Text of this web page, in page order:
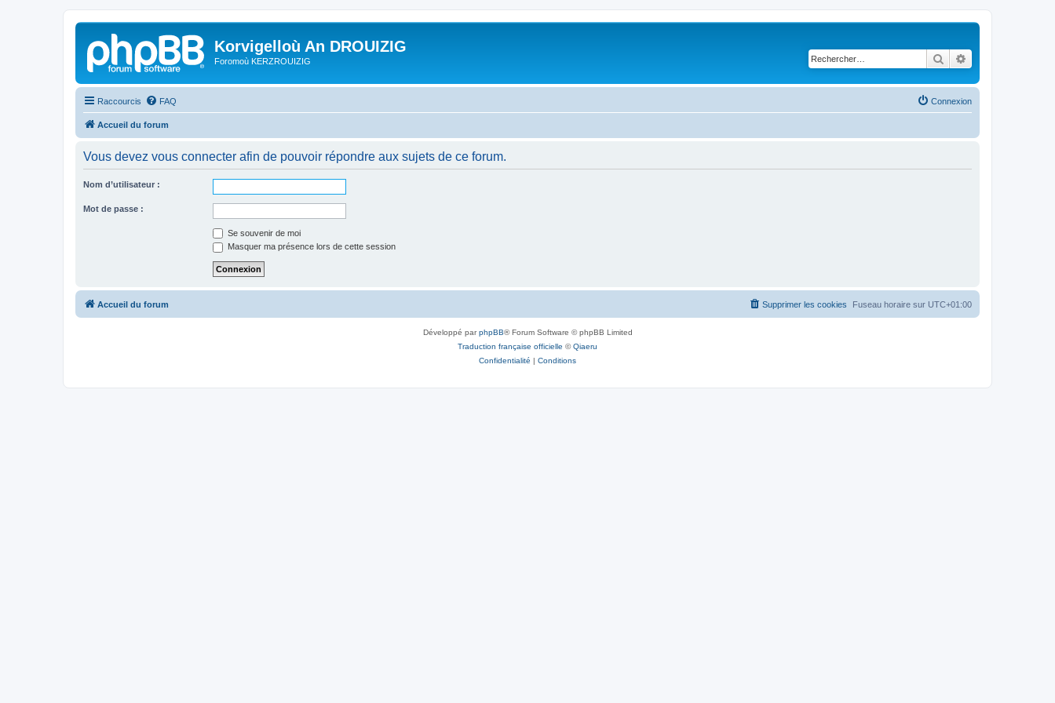
Korvigelloù An DROUIZIG
Foromoù KERZROUIZIG Rechercher
Raccourcis FAQ Connexion
Accueil du forum
Vous devez vous connecter afin de pouvoir répondre aux sujets de ce forum.
Nom d’utilisateur :
Mot de passe :
Se souvenir de moi
Masquer ma présence lors de cette session
Accueil du forum Fuseau horaire sur UTC+01:00
Supprimer les cookies
Développé parphpBB® Forum Software © phpBB Limited
Traduction française officielle ©Qiaeru
Confidentialité | Conditions